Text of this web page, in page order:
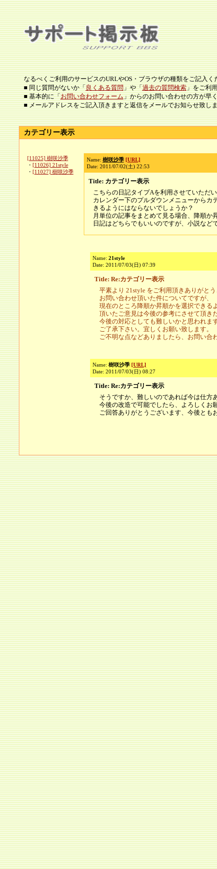
なるべくご利用のサービスのURLやOS・ブラウザの種類をご記入く
■ 同じ質問がないか「良くある質問」や「過去の質問検索」をご利
■ 基本的に「お問い合わせフォーム」からのお問い合わせの方が早
■ メールアドレスをご記入頂きますと返信をメールでお知らせ致し
カテゴリー表示
[11025] 樹咲沙季
・ [11026] 21style
・ [11027] 樹咲沙季
Name: 樹咲沙季 [URL]
Date: 2011/07/02(土) 22:53
Title: カテゴリー表示
こちらの日記タイプAを利用させていただ
カレンダー下のプルダウンメニューからカ
きるようにはならないでしょうか？
月単位の記事をまとめて見る場合、降順
日記はどちらでもいいのですが、小説な
Name: 21style
Date: 2011/07/03(日) 07:39
Title: Re:カテゴリー表示
平素より 21style をご利用頂きありがと
お問い合わせ頂いた件についてですが、
現在のところ降順か昇順かを選択できる
頂いたご意見は今後の参考にさせて頂き
今後の対応としても難しいかと思われま
ご了承下さい。宜しくお願い致します。
ご不明な点などありましたら、お問い合
Name: 樹咲沙季 [URL]
Date: 2011/07/03(日) 08:27
Title: Re:カテゴリー表示
そうですか、難しいのであれば今は仕方
今後の改造で可能でしたら、よろしくお
ご回答ありがとうございます、今後とも